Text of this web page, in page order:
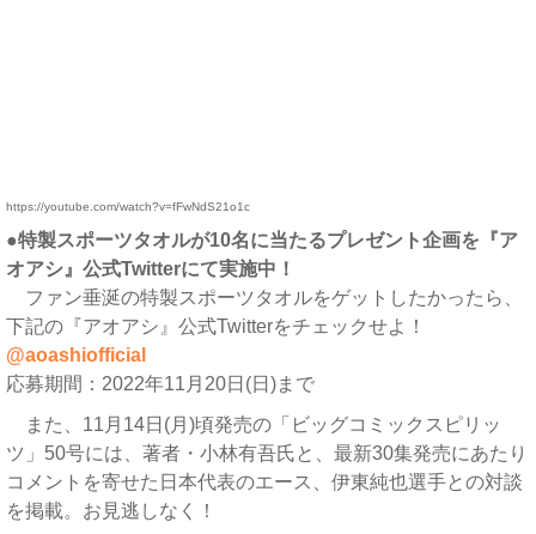
https://youtube.com/watch?v=fFwNdS21o1c
●特製スポーツタオルが10名に当たるプレゼント企画を『ア
オアシ』公式Twitterにて実施中！
ファン垂涎の特製スポーツタオルをゲットしたかったら、
下記の『アオアシ』公式Twitterをチェックせよ！
@aoashiofficial
応募期間：2022年11月20日(日)まで
また、11月14日(月)頃発売の「ビッグコミックスピリッ
ツ」50号には、著者・小林有吾氏と、最新30集発売にあたり
コメントを寄せた日本代表のエース、伊東純也選手との対談
を掲載。お見逃しなく！